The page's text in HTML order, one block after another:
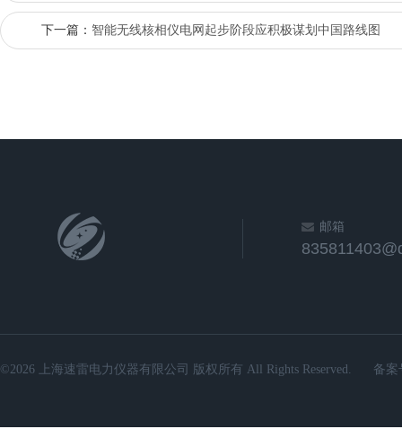
下一篇： 智能无线核相仪电网起步阶段应积极谋划中国路线图
邮箱
©2026 上海速雷电力仪器有限公司 版权所有 All Rights Reserved. 备案